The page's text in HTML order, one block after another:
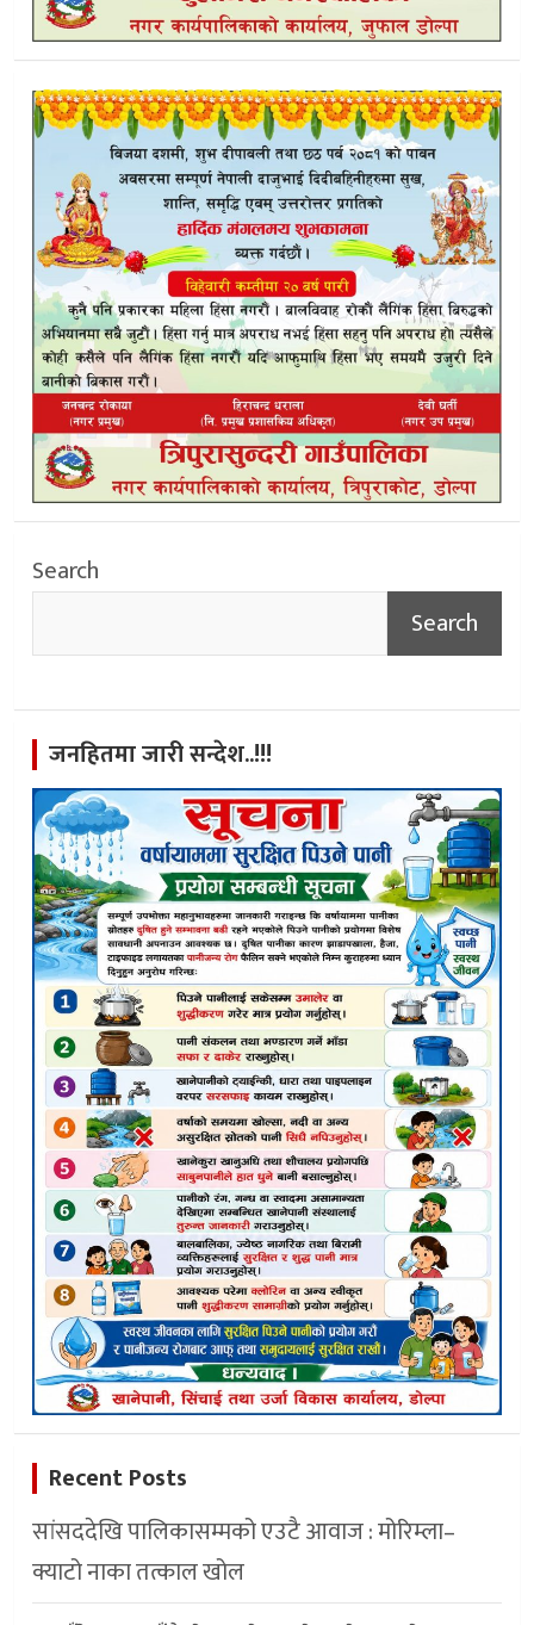
Search
Search
जनहितमा जारी सन्देश..!!!
Recent Posts
सांसददेखि पालिकासम्मको एउटै आवाज : मोरिम्ला–
क्याटो नाका तत्काल खोल